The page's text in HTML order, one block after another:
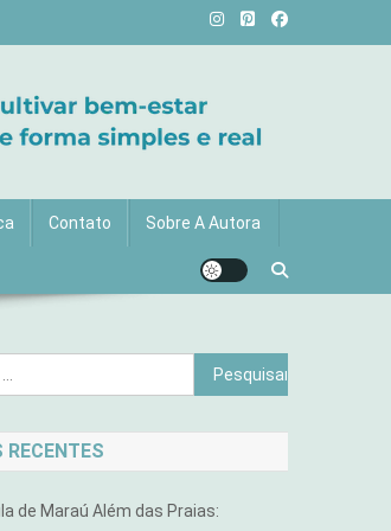
Contato Sobre A Autora
Pesquisar
por:
de Maraú Além das Praias: